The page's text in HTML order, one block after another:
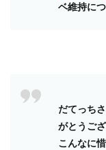
ベ維持に
だてっち
がとうご
こんなに